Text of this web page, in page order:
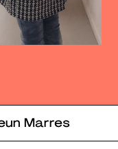
Marres